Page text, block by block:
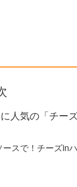
人気の「チー
ースで！チーズin